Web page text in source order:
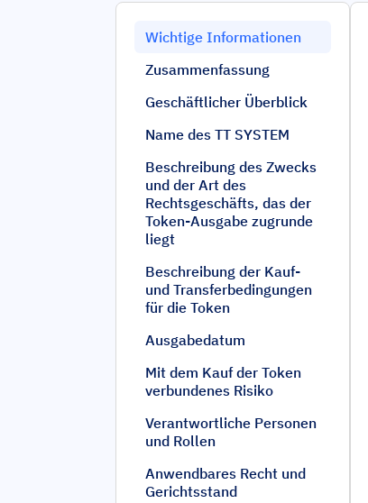
Wichtige Informationen
Zusammenfassung
Geschäftlicher Überblick
Name des TT SYSTEM
Beschreibung des Zwecks
und der Art des
Rechtsgeschäfts, das der
Token-Ausgabe zugrunde
liegt
Beschreibung der Kauf-
und Transferbedingungen
für die Token
Ausgabedatum
Mit dem Kauf der Token
verbundenes Risiko
Verantwortliche Personen
und Rollen
Anwendbares Recht und
Gerichtsstand